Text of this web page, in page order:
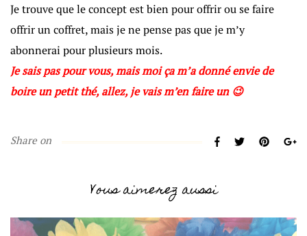
Je trouve que le concept est bien pour offrir ou se faire
offrir un coffret, mais je ne pense pas que je m’y
abonnerai pour plusieurs mois.
Je sais pas pour vous, mais moi ça m’a donné envie de
boire un petit thé, allez, je vais m’en faire un 😉
Share on
Vous aimerez aussi